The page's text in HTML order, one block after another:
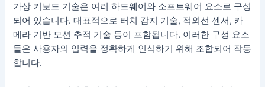
가상 키보드 기술은 여러 하드웨어와 소프트웨어 요소로 구성
되어 있습니다. 대표적으로 터치 감지 기술, 적외선 센서, 카
메라 기반 모션 추적 기술 등이 포함됩니다. 이러한 구성 요소
들은 사용자의 입력을 정확하게 인식하기 위해 조합되어 작동
합니다.